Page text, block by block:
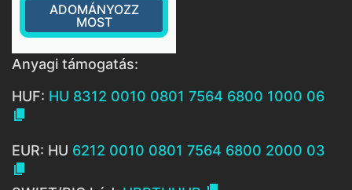
ADOMÁNYOZZ
MOST
Anyagi támogatás:
HUF: HU 8312 0010 0801 7564 6800 1000 06

EUR: HU 6212 0010 0801 7564 6800 2000 03
